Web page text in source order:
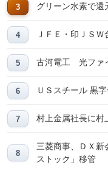
グリーン水素で
ＪＦＥ・印ＪＳ
古河電工 光ファ
ＵＳスチール 黒
村上金属社長に村
三菱商事、ＤＸ
ストック」移管